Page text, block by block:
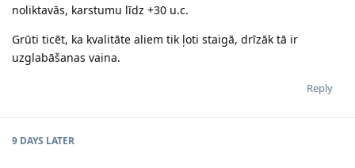
noliktavās, karstumu līdz +30 u.c.
Grūti ticēt, ka kvalitāte aliem tik ļoti staigā, drīzāk tā ir
uzglabāšanas vaina.
Reply
9 DAYS LATER